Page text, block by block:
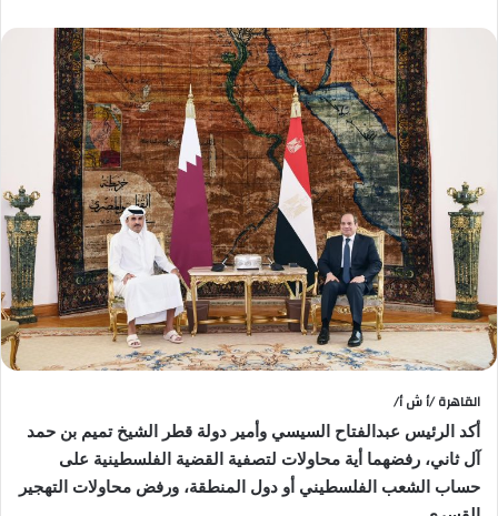
القاهرة /أ ش أ/
أكد الرئيس عبدالفتاح السيسي وأمير دولة قطر الشيخ تميم بن حمد
آل ثاني، رفضهما أية محاولات لتصفية القضية الفلسطينية على
حساب الشعب الفلسطيني أو دول المنطقة، ورفض محاولات التهجير